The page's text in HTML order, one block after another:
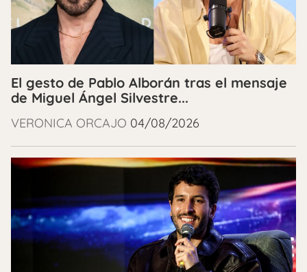
El gesto de Pablo Alborán tras el mensaje
de Miguel Ángel Silvestre...
VERONICA ORCAJO 04/08/2026